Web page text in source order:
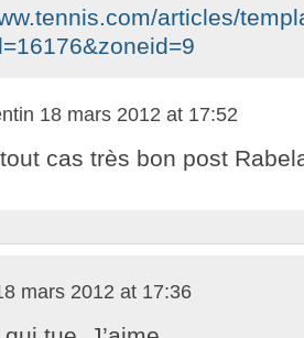
articles/
18 mars 2012 at 17:52
cas très bon post
mars 2012 at 17:36